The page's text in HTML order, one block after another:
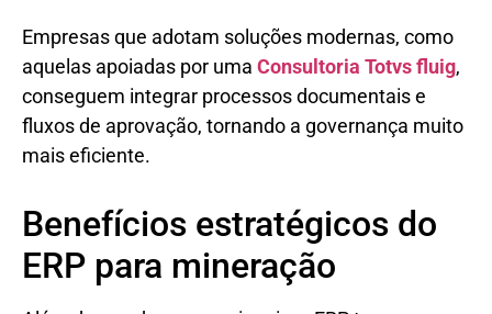
Empresas que adotam soluções modernas, como
aquelas apoiadas por uma Consultoria Totvs fluig,
conseguem integrar processos documentais e
fluxos de aprovação, tornando a governança muito
mais eficiente.
Benefícios estratégicos do
ERP para mineração